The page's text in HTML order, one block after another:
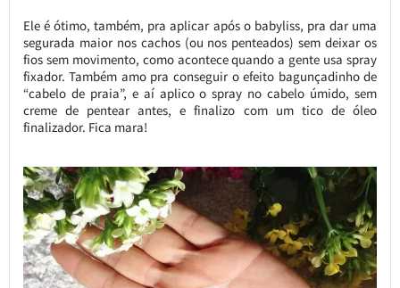
Ele é ótimo, também, pra aplicar após o babyliss, pra dar uma
segurada maior nos cachos (ou nos penteados) sem deixar os
fios sem movimento, como acontece quando a gente usa spray
fixador. Também amo pra conseguir o efeito bagunçadinho de
“cabelo de praia”, e aí aplico o spray no cabelo úmido, sem
creme de pentear antes, e finalizo com um tico de óleo
finalizador. Fica mara!